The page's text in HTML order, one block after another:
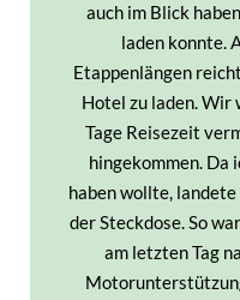
auch im Blick
laden konnte.
Etappenlängen
Hotel zu laden. Wir
Tage Reisezeit
hingekommen. Da
haben wollte,
der Steckdose. So
am letzten Tag